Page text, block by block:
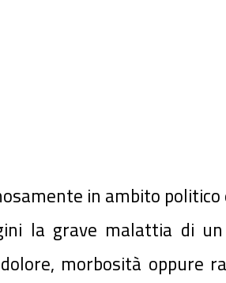
in ambito
la grave malattia di
morbosità oppure